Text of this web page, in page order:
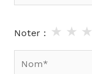
Noter : ★
★
★